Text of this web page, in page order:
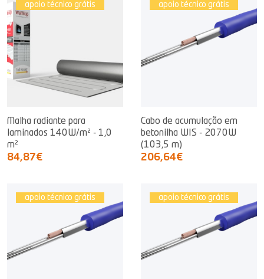
apoio técnico grátis
Malha radiante para
laminados 140W/m² - 1,0
m²
84,87€
apoio técnico grátis
Cabo de acumulação em
betonilha WIS - 2070W
(103,5 m)
206,64€
apoio técnico grátis apoio técnico grátis